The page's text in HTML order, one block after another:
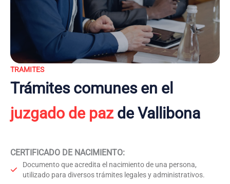
TRAMITES
Trámites comunes en el
juzgado de pazde Vallibona
CERTIFICADO DE NACIMIENTO:
Documento que acredita el nacimiento de una persona,
utilizado para diversos trámites legales y administrativos.